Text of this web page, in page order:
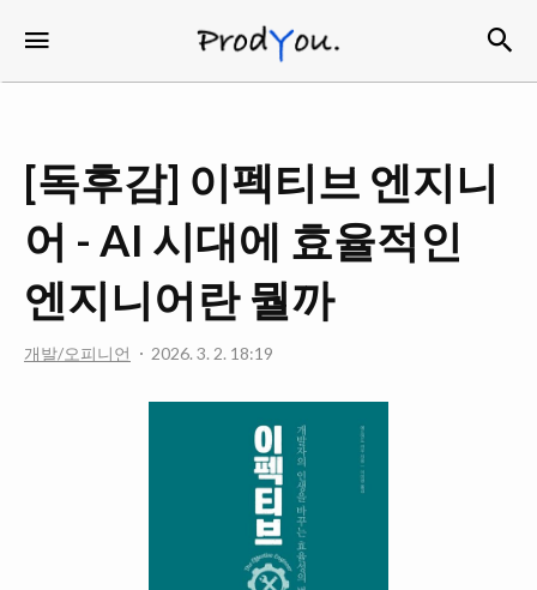
ProdYou
[독후감] 이펙티브 엔지니
어 - AI 시대에 효율적인
엔지니어란 뭘까
개발/오피니언 2026. 3. 2. 18:19